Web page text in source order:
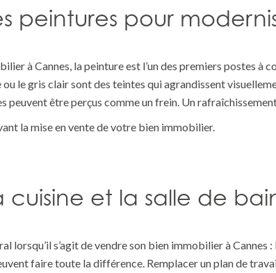
peintures pour
àCannes , la peinture est l’un des premiers postes
le gris clair sont des teintes qui agrandissent
peuvent être perçus comme un frein. Un
la mise en vente de votre bien immobilier.
cuisine et la salle de
lorsqu’il s’agit de vendre son bien immobilier à
faire toute la différence. Remplacer un plan de